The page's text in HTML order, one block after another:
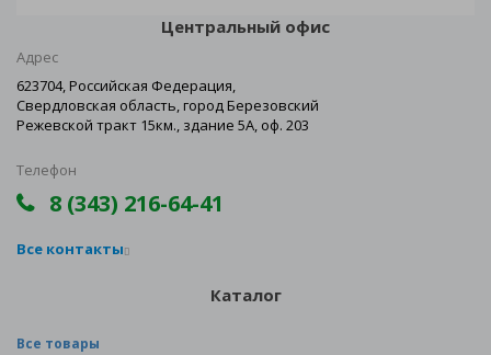
Центральный офис
Адрес
623704, Российская Федерация,
Свердловская область, город Березовский
Режевской тракт 15км., здание 5А, оф. 203
Телефон
8 (343) 216-64-41
Все контакты
Каталог
Все товары